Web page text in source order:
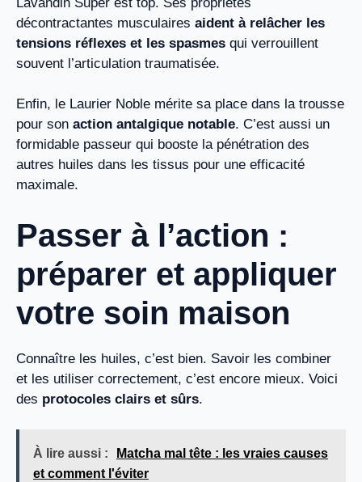
décontractantes musculaires aident à relâcher les
tensions réflexes et les spasmes qui verrouillent
souvent l’articulation traumatisée.
Enfin, le Laurier Noble mérite sa place dans la trousse
pour son action antalgique notable. C’est aussi un
formidable passeur qui booste la pénétration des
autres huiles dans les tissus pour une efficacité
maximale.
Passer à l’action :
préparer et appliquer
votre soin maison
Connaître les huiles, c’est bien. Savoir les combiner
et les utiliser correctement, c’est encore mieux. Voici
des protocoles clairs et sûrs.
À lire aussi :
Matcha mal tête : les vraies causes
et comment l'éviter